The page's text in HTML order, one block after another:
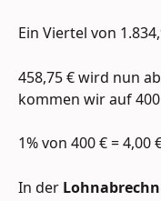
Ein Viertel von
458,75 € wird nun
kommen wir auf
1% von 400 € = 4,00
In der